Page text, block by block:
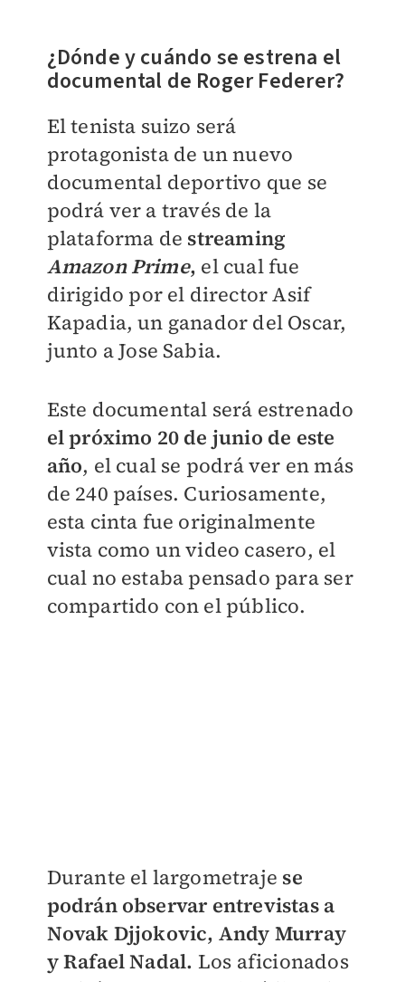
¿Dónde y cuándo se estrena el
documental de Roger Federer?
El tenista suizo será
protagonista de un nuevo
documental deportivo que se
podrá ver a través de la
plataforma de streaming
Amazon Prime, el cual fue
dirigido por el director Asif
Kapadia, un ganador del Oscar,
junto a Jose Sabia.
Este documental será estrenado
el próximo 20 de junio de este
año, el cual se podrá ver en más
de 240 países. Curiosamente,
esta cinta fue originalmente
vista como un video casero, el
cual no estaba pensado para ser
compartido con el público.
Durante el largometraje se
podrán observar entrevistas a
Novak Djjokovic, Andy Murray
y Rafael Nadal. Los aficionados